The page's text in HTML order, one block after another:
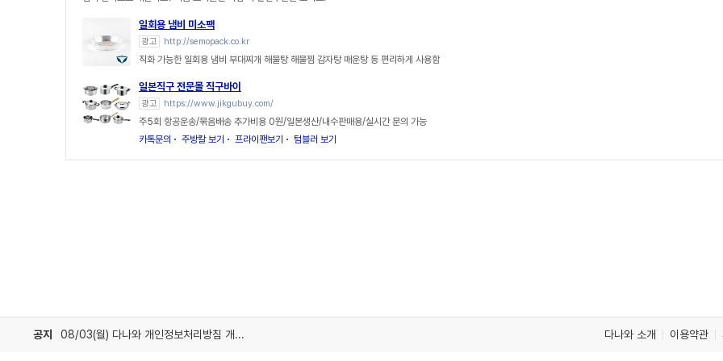
일회용 냄비 미소팩
광고 http://semopack.co.kr
직화 가능한 일회용 냄비 부대찌개 해물탕 해물찜 감자탕 매운탕 등 편리하게 사용함
일본직구 전문몰 직구바이
광고 https://www.jikgubuy.com/
주5회 항공운송/묶음배송 추가비용 0원/일본생산/내수판매용/실시간 문의 가능
카톡문의
주방칼 보기 프라이팬보기 텀블러 보기
공지 08/03(월) 다나와 개인정보처리방침 개정 안내 다나와 소개 이용약관